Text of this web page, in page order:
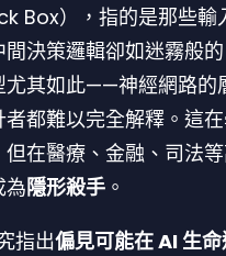
Box），指的是那些輸
決策邏輯卻如迷霧般
尤其如此——神經網路的
都難以完全解釋。這
在醫療、金融、司法
為隱形殺手 。
指出偏見可能在 AI 生